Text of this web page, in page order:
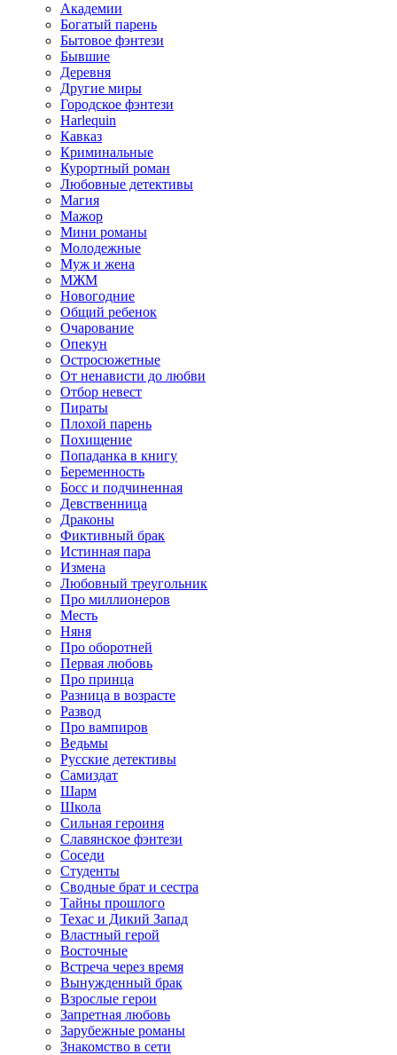
Академии
Богатый парень
Бытовое фэнтези
Бывшие
Деревня
Другие миры
Городское фэнтези
Harlequin
Кавказ
Криминальные
Курортный роман
Любовные детективы
Магия
Мажор
Мини романы
Молодежные
Муж и жена
МЖМ
Новогодние
Общий ребенок
Очарование
Опекун
Остросюжетные
От ненависти до любви
Отбор невест
Пираты
Плохой парень
Похищение
Попаданка в книгу
Беременность
Босс и подчиненная
Девственница
Драконы
Фиктивный брак
Истинная пара
Измена
Любовный треугольник
Про миллионеров
Месть
Няня
Про оборотней
Первая любовь
Про принца
Разница в возрасте
Развод
Про вампиров
Ведьмы
Русские детективы
Самиздат
Шарм
Школа
Сильная героиня
Славянское фэнтези
Соседи
Студенты
Сводные брат и сестра
Тайны прошлого
Техас и Дикий Запад
Властный герой
Восточные
Встреча через время
Вынужденный брак
Взрослые герои
Запретная любовь
Зарубежные романы
Знакомство в сети